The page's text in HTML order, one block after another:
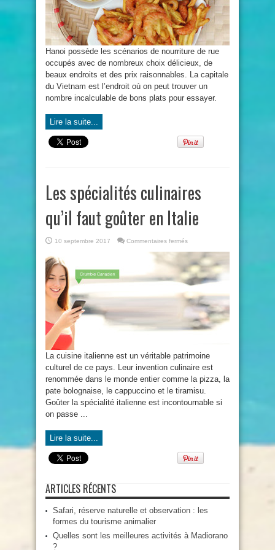
mais
moins
connus
Hanoi possède les scénarios de nourriture de rue
occupés avec de nombreux choix délicieux, de
beaux endroits et des prix raisonnables. La capitale
du Vietnam est l’endroit où on peut trouver un
nombre incalculable de bons plats pour essayer.
Lire la suite...
Les spécialités culinaires
qu’il faut goûter en Italie
10 septembre 2017 Commentaires fermés
spécialités
culinaires
qu’il
faut
goûter
en
Italie
La cuisine italienne est un véritable patrimoine
culturel de ce pays. Leur invention culinaire est
renommée dans le monde entier comme la pizza, la
pate bolognaise, le cappuccino et le tiramisu.
Goûter la spécialité italienne est incontournable si
on passe ...
Lire la suite...
ARTICLES RÉCENTS
Safari, réserve naturelle et observation : les
formes du tourisme animalier
Quelles sont les meilleures activités à Madiorano
?